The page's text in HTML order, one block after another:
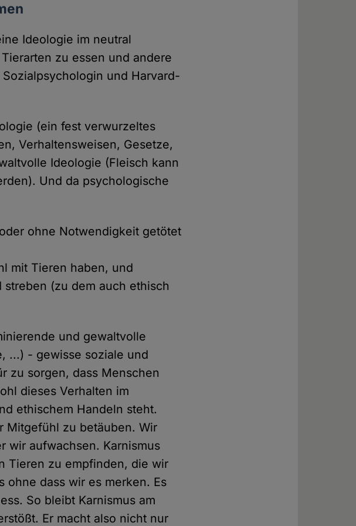
Ideologie im neutral
zu essen und andere
und Harvard-
(ein fest verwurzeltes
Verhaltensweisen, Gesetze,
Ideologie (Fleisch kann
Und da psychologische
ohne Notwendigkeit getötet
mit Tieren haben, und
(zu dem auch ethisch
und gewaltvolle
...) - gewisse soziale und
zu sorgen, dass Menschen
dieses Verhalten im
ethischem Handeln steht.
Mitgefühl zu betäuben. Wir
wir aufwachsen. Karnismus
Tieren zu empfinden, die wir
ohne dass wir es merken. Es
So bleibt Karnismus am
Er macht also nicht nur